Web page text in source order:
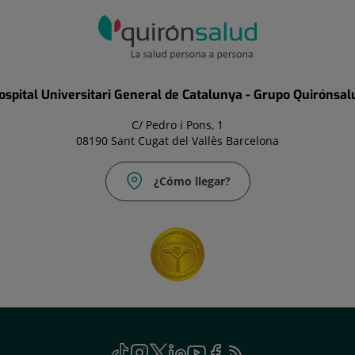
Universitari General de Catalunya - Grupo
C/ Pedro i Pons, 1
08190 Sant Cugat del Vallès Barcelona
¿Cómo llegar?
TikTok
EsteInstagram
EsteTwitter
EsteLinkedin
EsteYoutube
EsteFacebook
Este Feed
Este